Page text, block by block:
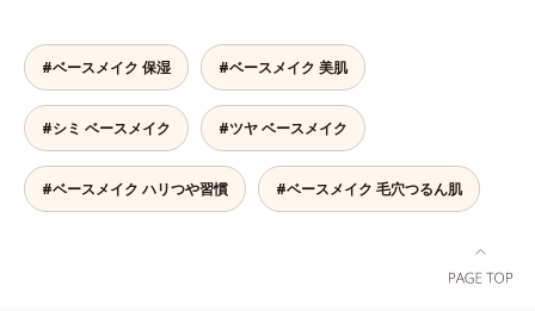
もふんわり一掃。するんとハリ感の
ある肌に整えます。絶妙ベージュ色
で、黒ずみもカバー。肌をキュッと
ひきしめる植物性ひきしめ成分配合
で、テカリや化粧くずれも防ぎま
す。クリームをなじませると、さら
さらの感触のパウダーに変化。まる
#ベースメイク 保湿 #ベースメイク 美肌
#シミ ベースメイク #ツヤ ベースメイク
#ベースメイク ハリつや習慣 #ベースメイク 毛穴つるん肌